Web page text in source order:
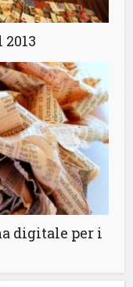
digitale per i